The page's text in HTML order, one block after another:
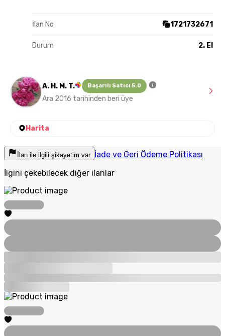
İlan No 1721732671
Durum 2. El
A. H. M. T. Başarılı Satıcı 5.0
Ara 2016 tarihinden beri üye
Harita
İlan ile ilgili şikayetim var İade ve Geri Ödeme Politikası
İlgini çekebilecek diğer ilanlar